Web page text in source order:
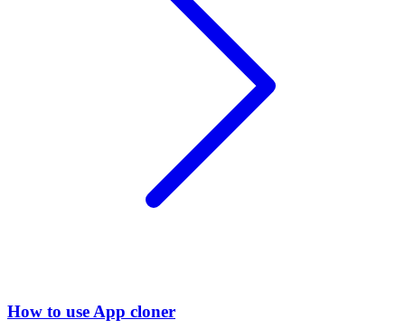
How to use App cloner